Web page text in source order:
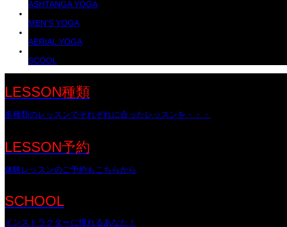
ASHTANGA YOGA
MEN'S YOGA
AERIAL YOGA
SCOOL
LESSON種類
多種類のレッスンでそれぞれに合ったレッスンを・・・
LESSON予約
体験レッスンのご予約もこちらから
SCHOOL
インストラクターに憧れるあなた！